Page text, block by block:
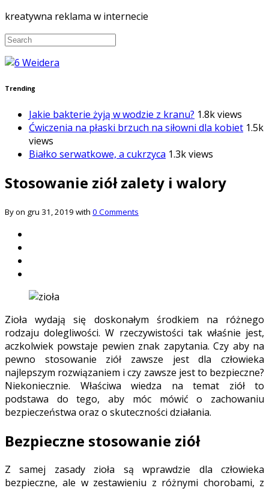
kreatywna reklama w internecie
Trending
Jakie bakterie żyją w wodzie z kranu? 1.8k views
Ćwiczenia na płaski brzuch na siłowni dla kobiet 1.5k
views
Białko serwatkowe, a cukrzyca 1.3k views
Stosowanie ziół zalety i walory
By on gru 31, 2019 with 0 Comments
Zioła wydają się doskonałym środkiem na różnego
rodzaju dolegliwości. W rzeczywistości tak właśnie jest,
aczkolwiek powstaje pewien znak zapytania. Czy aby na
pewno stosowanie ziół zawsze jest dla człowieka
najlepszym rozwiązaniem i czy zawsze jest to bezpieczne?
Niekoniecznie. Właściwa wiedza na temat ziół to
podstawa do tego, aby móc mówić o zachowaniu
bezpieczeństwa oraz o skuteczności działania.
Bezpieczne stosowanie ziół
Z samej zasady zioła są wprawdzie dla człowieka
bezpieczne, ale w zestawieniu z różnymi chorobami, z